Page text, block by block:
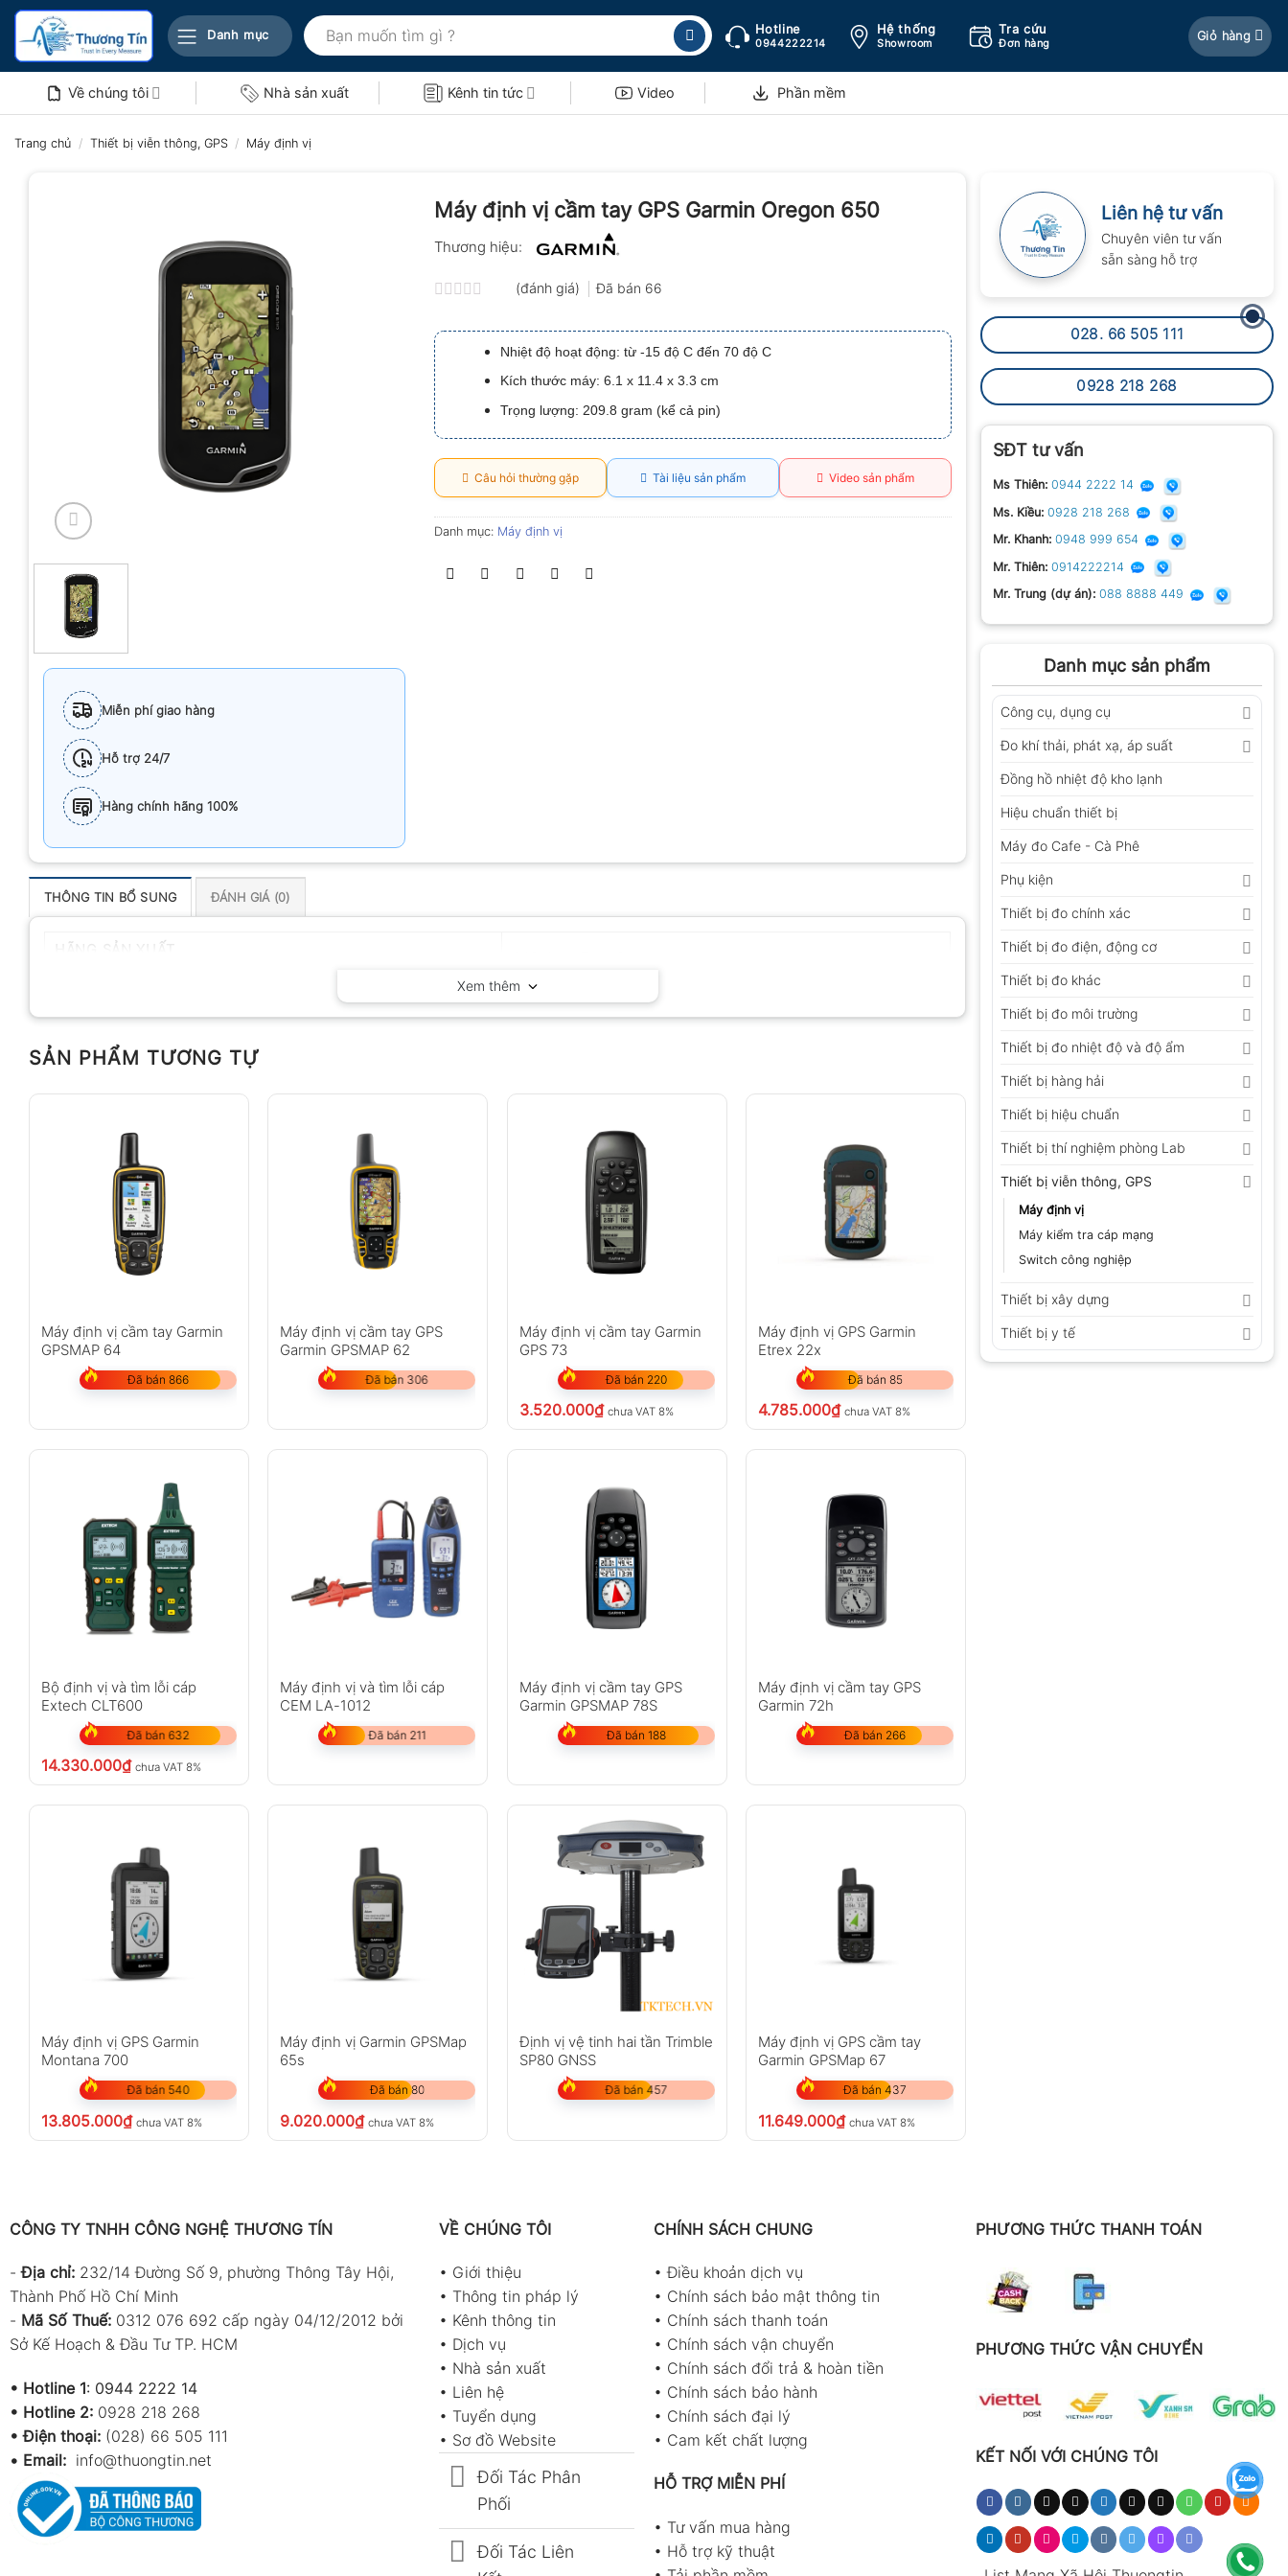
Bỏ
nội
Danh mục
Tìm
kiếm:
Hotline
0944222214
Hệ thống
Showroom
Tra cứu
Đơn hàng
Giỏ hàng
Về chúng tôi Nhà sản xuất Kênh tin tức Video Phần mềm
Trang chủ / Thiết bị viễn thông, GPS / Máy định vị
Liên hệ tư vấn
Chuyên viên tư vấn
sẵn sàng hỗ trợ
028. 66 505 111
0928 218 268
SĐT tư vấn
Ms Thiên: 0944 2222 14
Ms. Kiều: 0928 218 268
Mr. Khanh: 0948 999 654
Mr. Thiên: 0914222214
Mr. Trung (dự án): 088 8888 449
Danh mục sản phẩm
Công cụ, dụng cụ
Đo khí thải, phát xạ, áp suất
Đồng hồ nhiệt độ kho lạnh
Hiệu chuẩn thiết bị
Máy đo Cafe - Cà Phê
Phụ kiện
Thiết bị đo chính xác
Thiết bị đo điện, động cơ
Thiết bị đo khác
Thiết bị đo môi trường
Thiết bị đo nhiệt độ và độ ẩm
Thiết bị hàng hải
Thiết bị hiệu chuẩn
Thiết bị thí nghiệm phòng Lab
Thiết bị viễn thông, GPS
Máy định vị
Máy kiểm tra cáp mạng
Switch công nghiệp
Thiết bị xây dựng
Thiết bị y tế
Miễn phí giao hàng
Hỗ trợ 24/7
Hàng chính hãng 100%
Máy định vị cầm tay GPS Garmin Oregon 650
Thương hiệu:
xếp
hạng
0.0
5
sao
(đánh giá) Đã bán 66
Nhiệt độ hoạt động: từ -15 độ C đến 70 độ C
Kích thước máy: 6.1 x 11.4 x 3.3 cm
Trọng lượng: 209.8 gram (kể cả pin)
Câu hỏi thường gặp Tài liệu sản phẩm Video sản phẩm
Danh mục: Máy định vị
THÔNG TIN BỔ SUNG ĐÁNH GIÁ (0)
Xem thêm
SẢN PHẨM TƯƠNG TỰ
Máy định vị cầm tay Garmin
GPSMAP 64
Đã bán 866
Máy định vị cầm tay GPS
Garmin GPSMAP 62
Đã bán 306
Máy định vị cầm tay Garmin
GPS 73
Đã bán 220
3.520.000₫ chưa VAT 8%
Máy định vị GPS Garmin
Etrex 22x
Đã bán 85
4.785.000₫ chưa VAT 8%
Bộ định vị và tìm lỗi cáp
Extech CLT600
Đã bán 632
14.330.000₫ chưa VAT 8%
Máy định vị và tìm lỗi cáp
CEM LA-1012
Đã bán 211
Máy định vị cầm tay GPS
Garmin GPSMAP 78S
Đã bán 188
Máy định vị cầm tay GPS
Garmin 72h
Đã bán 266
Máy định vị GPS Garmin
Montana 700
Đã bán 540
13.805.000₫ chưa VAT 8%
Máy định vị Garmin GPSMap
65s
Đã bán 80
9.020.000₫ chưa VAT 8%
Định vị vệ tinh hai tần Trimble
SP80 GNSS
Đã bán 457
Máy định vị GPS cầm tay
Garmin GPSMap 67
Đã bán 437
11.649.000₫ chưa VAT 8%
CÔNG TY TNHH CÔNG NGHỆ THƯƠNG TÍN
-Địa chỉ: 232/14 Đường Số 9, phường Thông Tây Hội,
Thành Phố Hồ Chí Minh
- Mã Số Thuế: 0312 076 692 cấp ngày 04/12/2012 bởi
Sở Kế Hoạch & Đầu Tư TP. HCM
• Hotline 1: 0944 2222 14
• Hotline 2: 0928 218 268
• Điện thoại: (028) 66 505 111
• Email: info@thuongtin.net
VỀ CHÚNG TÔI
• Giới thiệu
• Thông tin pháp lý
• Kênh thông tin
• Dịch vụ
• Nhà sản xuất
• Liên hệ
• Tuyển dụng
• Sơ đồ Website
Đối Tác Phân
Phối
Đối Tác Liên
CHÍNH SÁCH CHUNG
•Điều khoản dịch vụ
• Chính sách bảo mật thông tin
• Chính sách thanh toán
• Chính sách vận chuyển
• Chính sách đổi trả & hoàn tiền
• Chính sách bảo hành
• Chính sách đại lý
• Cam kết chất lượng
HỖ TRỢ MIỄN PHÍ
• Tư vấn mua hàng
• Hỗ trợ kỹ thuật
PHƯƠNG THỨC THANH TOÁN
PHƯƠNG THỨC VẬN CHUYỂN
KẾT NỐI VỚI CHÚNG TÔI